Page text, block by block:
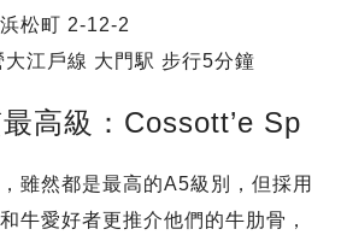
松町 2-12-2
江戶線 大門駅 步行5分鐘
高級：Cossott’e Sp
雖然都是最高的A5級別，但採用
牛愛好者更推介他們的牛肋骨，